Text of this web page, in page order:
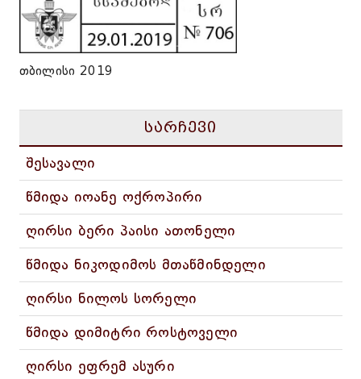
თბილისი 2019
სარჩევი
შესავალი
წმიდა იოანე ოქროპირი
ღირსი ბერი პაისი ათონელი
წმიდა ნიკოდიმოს მთაწმინდელი
ღირსი ნილოს სორელი
წმიდა დიმიტრი როსტოველი
ღირსი ეფრემ ასური